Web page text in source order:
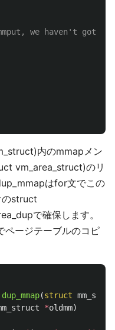
we haven't got
内のmmapメン
vm_area_struct)のリ
はfor文でこの
のstruct
で確保します。
ージテーブルのコピ
dup_mmap(struct
*oldmm)